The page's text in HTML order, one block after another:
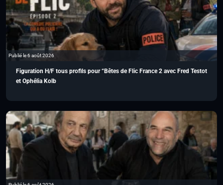
Publié le 6 août 2026
Figuration H/F tous profils pour “Bêtes de Flic France 2 avec Fred Testot
et Ophélia Kolb